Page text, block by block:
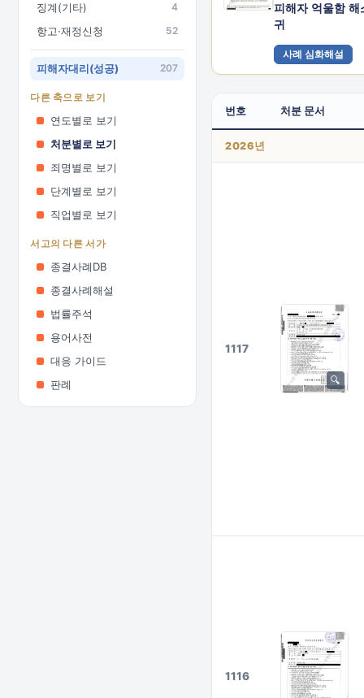
징계(기타) 4
항고·재정신청 52
피해자대리(성공) 207
다른 축으로 보기
연도별로 보기
처분별로 보기
죄명별로 보기
단계별로 보기
직업별로 보기
서고의 다른 서가
종결사례DB
종결사례해설
법률주석
용어사전
대응 가이드
판례
피해자 억울함 해
귀
사례 심화해설
번호 처분 문서
2026년
1117
1116